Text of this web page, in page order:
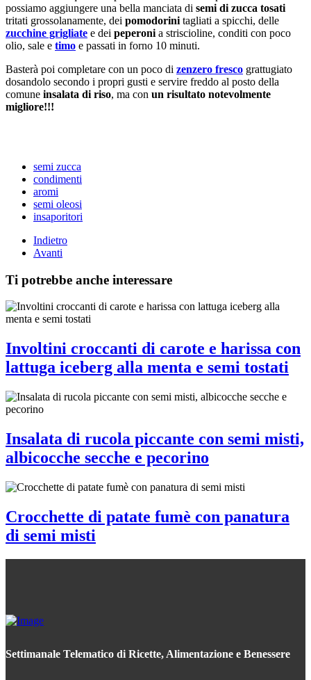
possiamo aggiungere una bella manciata di semi di zucca tosati
tritati grossolanamente, dei pomodorini tagliati a spicchi, delle
zucchine grigliate e dei peperoni a striscioline, conditi con poco
olio, sale e timo e passati in forno 10 minuti.
Basterà poi completare con un poco di zenzero fresco grattugiato
dosandolo secondo i propri gusti e servire freddo al posto della
comune insalata di riso, ma con un risultato notevolmente
migliore!!!
semi zucca
condimenti
aromi
semi oleosi
insaporitori
Indietro
Avanti
Ti potrebbe anche interessare
Involtini croccanti di carote e harissa con
lattuga iceberg alla menta e semi tostati
Insalata di rucola piccante con semi misti,
albicocche secche e pecorino
Crocchette di patate fumè con panatura
di semi misti
Settimanale Telematico di Ricette, Alimentazione e Benessere